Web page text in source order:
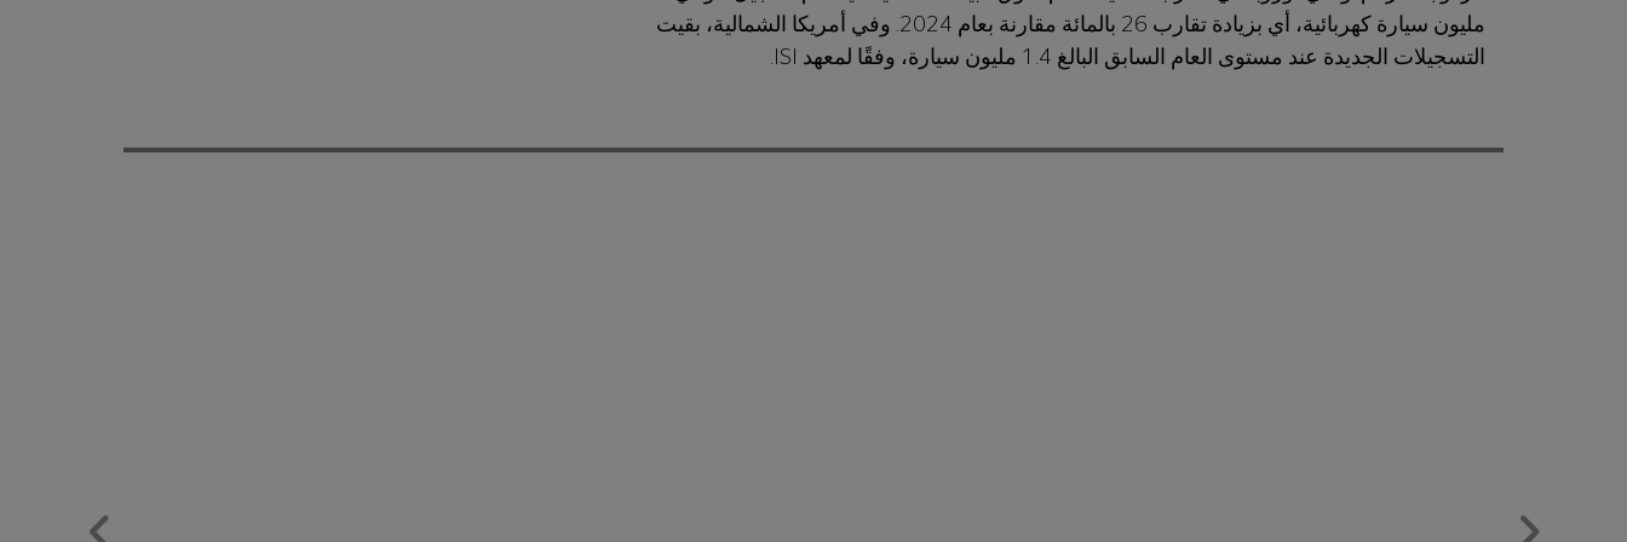
مليون سيارة كهربائية، أي بزيادة تقارب 26 بالمائة مقارنة بعام 2024. وفي أمريكا الشمالية، بقيت
التسجيلات الجديدة عند مستوى العام السابق البالغ 1.4 مليون سيارة، وفقًا لمعهد ISI.